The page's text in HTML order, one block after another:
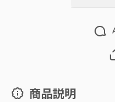
商品説明